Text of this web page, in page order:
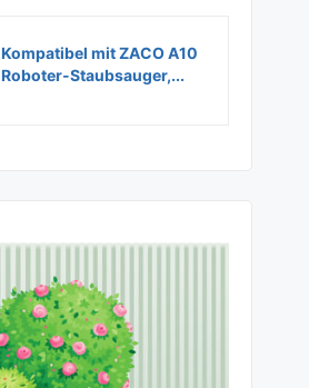
Kompatibel mit ZACO A10
Roboter-Staubsauger,...